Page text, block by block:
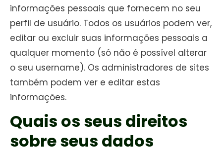
informações pessoais que fornecem no seu
perfil de usuário. Todos os usuários podem ver,
editar ou excluir suas informações pessoais a
qualquer momento (só não é possível alterar
o seu username). Os administradores de sites
também podem ver e editar estas
informações.
Quais os seus direitos
sobre seus dados